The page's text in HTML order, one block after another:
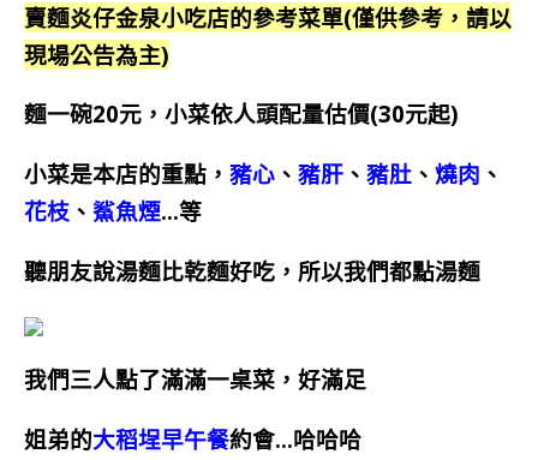
賣麵炎仔金泉小吃店的參考菜單(僅供參考，請以
現場公告為主)
麵一碗20元，小菜依人頭配量估價(30元起)
小菜是本店的重點， 豬心 、 豬肝 、 豬肚 、 燒肉 、
花枝 、 鯊魚煙…等
聽朋友說湯麵比乾麵好吃，所以我們都點湯麵
我們三人點了滿滿一桌菜，好滿足
姐弟的大稻埕早午餐約會…哈哈哈